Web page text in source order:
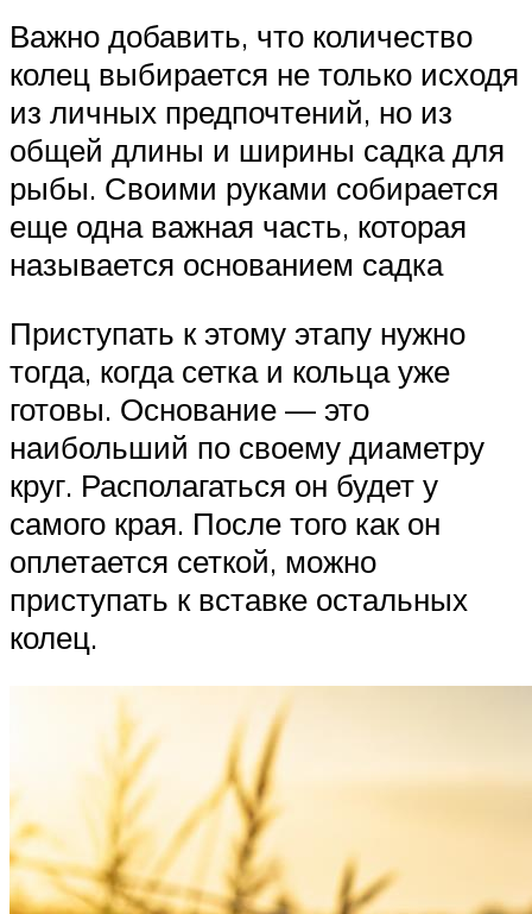
Важно добавить, что количество
колец выбирается не только исходя
из личных предпочтений, но из
общей длины и ширины садка для
рыбы. Своими руками собирается
еще одна важная часть, которая
называется основанием садка
Приступать к этому этапу нужно
тогда, когда сетка и кольца уже
готовы. Основание — это
наибольший по своему диаметру
круг. Располагаться он будет у
самого края. После того как он
оплетается сеткой, можно
приступать к вставке остальных
колец.